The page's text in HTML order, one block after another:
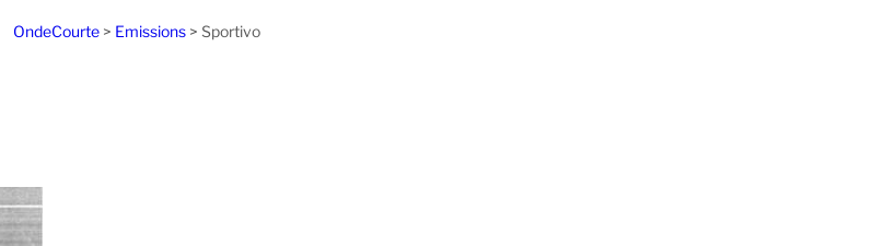
OndeCourte > Emissions > Sportivo